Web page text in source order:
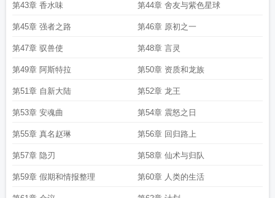
第43章 香水味 第44章 舍友与紫色星球
第45章 强者之路 第46章 原初之一
第47章 驭兽使 第48章 言灵
第49章 阿斯特拉 第50章 资质和龙族
第51章 自新大陆 第52章 龙王
第53章 安魂曲 第54章 震怒之日
第55章 真名赵琳 第56章 回归路上
第57章 隐刃 第58章 仙术与归队
第59章 假期和情报整理 第60章 人类的生活